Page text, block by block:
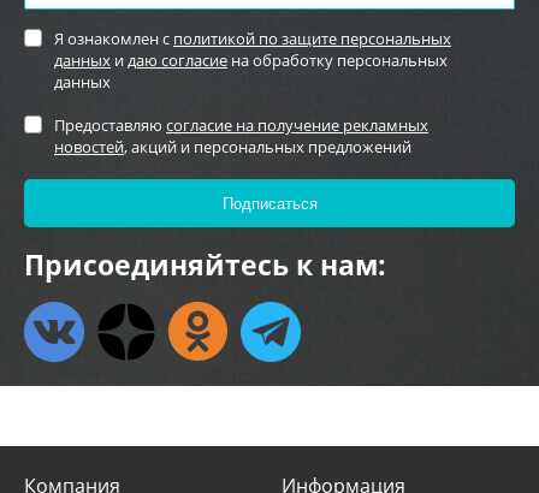
Я ознакомлен с политикой по защите персональных
данных идаю согласие на обработку персональных
данных
Предоставляю согласие на получение рекламных
новостей, акций и персональных предложений
Присоединяйтесь к нам:
Компания Информация